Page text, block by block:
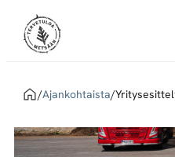
Siirry
suoraan
Tervetuloa Metsään!
Metsään
yhdistää
töitä
tarjoavat
Home
/Ajankohtaista/